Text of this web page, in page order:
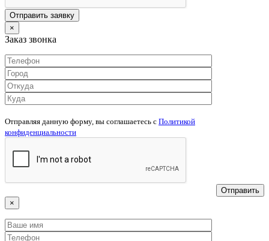
×
Заказ звонка
Отправляя данную форму, вы соглашаетесь c Политикой
конфиденциальности
×